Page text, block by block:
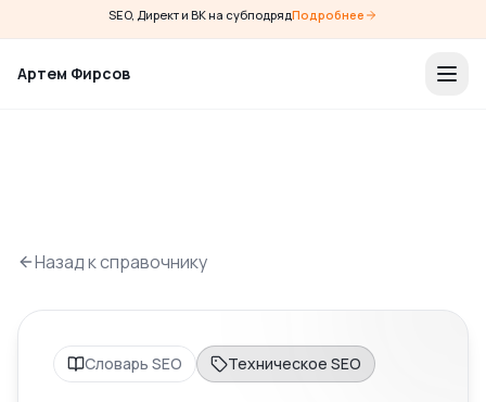
SEO, Директ и ВК на субподрядПодробнее
Артем Фирсов
Назад к справочнику
Словарь SEO Техническое SEO